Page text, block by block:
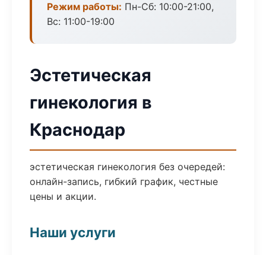
Режим работы: Пн-Сб: 10:00-21:00,
Вс: 11:00-19:00
Эстетическая
гинекология в
Краснодар
эстетическая гинекология без очередей:
онлайн-запись, гибкий график, честные
цены и акции.
Наши услуги